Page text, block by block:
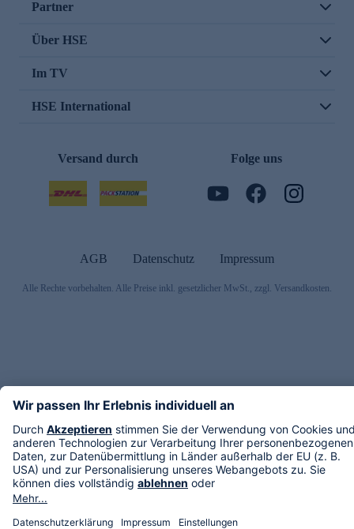
Partner
Über HSE
Im TV
HSE International
Versand durch Folge uns
AGB Datenschutz Impressum
Alle Rechte vorbehalten. Alle Preise inkl. gesetzlicher MwSt., zzgl. Versandkosten.